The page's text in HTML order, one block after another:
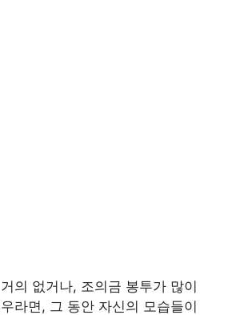
의 없거나, 조의금 봉투가 많이
라면, 그 동안 자신의 모습들이